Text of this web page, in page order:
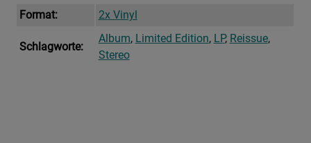
Format:
2x Vinyl
Schlagworte:
Album, Limited Edition, LP, Reissue,
Stereo